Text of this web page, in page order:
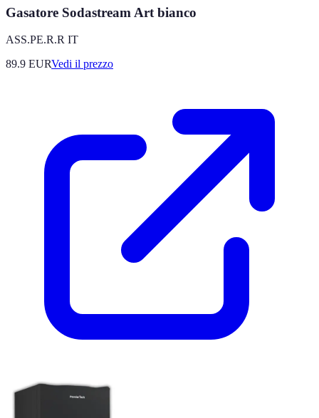
Gasatore Sodastream Art bianco
ASS.PE.R.R IT
89.9 EURVedi il prezzo